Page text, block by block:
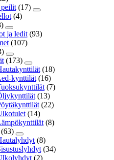
peilit (17)
(4)
ja ledit (93)
(107)
(173)
(18)
kynttilät (16)
(7)
(13)
(22)
(14)
(8)
(63)
(8)
(34)
(2)